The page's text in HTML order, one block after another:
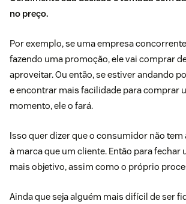
no preço.
Por exemplo, se uma empresa
fazendo uma promoção, ele vai comprar
aproveitar. Ou então, se estiver andando
e encontrar mais facilidade para comprar
momento, ele o fará.
Isso quer dizer que o consumidor não tem
à marca que um cliente. Então para fechar
mais objetivo, assim como o próprio
Ainda que seja alguém mais difícil de ser